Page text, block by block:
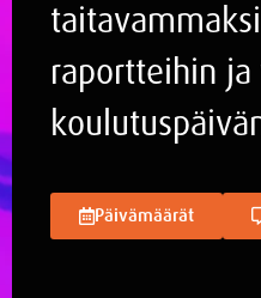
raportteihin
Päivämäärät